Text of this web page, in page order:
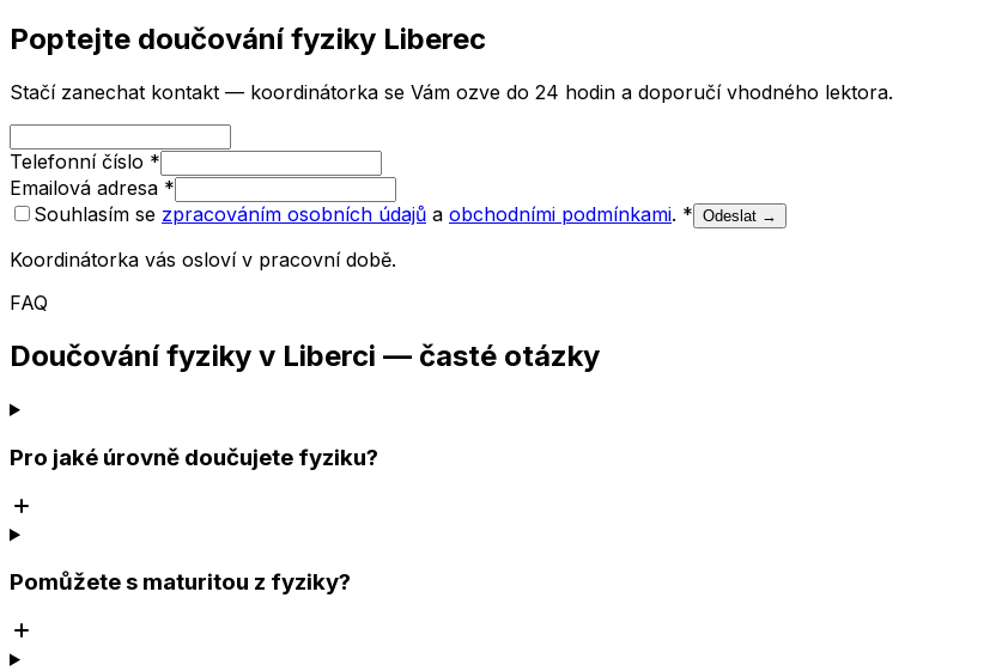
Poptejte doučovánífyziky Liberec
Stačí zanechat kontakt — koordinátorka se Vám ozve do 24 hodin a doporučí vhodného lektora.
Telefonní číslo *
Emailová adresa *
Souhlasím se zpracováním osobních údajů a obchodními podmínkami. * Odeslat →
Koordinátorka vás osloví v pracovní době.
FAQ
Doučování fyziky v Liberci — časté otázky
Pro jaké úrovně doučujete fyziku?
Pomůžete s maturitou z fyziky?